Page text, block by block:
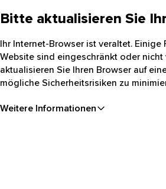
Bitte aktualisieren Sie
Ihr Internet-Browser ist veraltet. Einige
Website sind eingeschränkt oder nicht
aktualisieren Sie Ihren Browser auf
mögliche Sicherheitsrisiken zu
Weitere Informationen